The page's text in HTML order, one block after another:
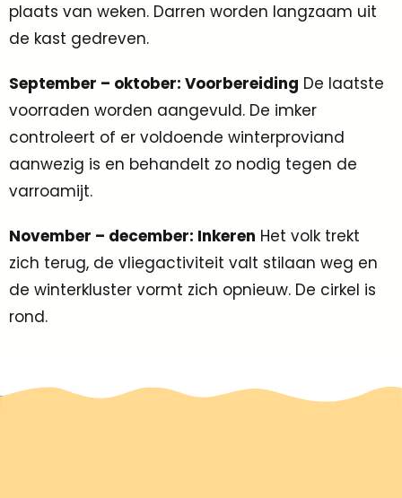
plaats van weken. Darren worden langzaam uit
de kast gedreven.
September – oktober: Voorbereiding De laatste
voorraden worden aangevuld. De imker
controleert of er voldoende winterproviand
aanwezig is en behandelt zo nodig tegen de
varroamijt.
November – december: Inkeren Het volk trekt
zich terug, de vliegactiviteit valt stilaan weg en
de winterkluster vormt zich opnieuw. De cirkel is
rond.